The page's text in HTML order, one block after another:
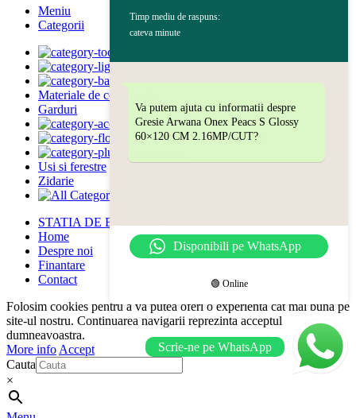
Meniu
Categorii
Electrice
Materiale de constructii
Garduri
Gradina
Gresie | Faianta | Sanitare
Usi si ferestre
Zidarie
STATIA DE BETOANE
Home
Despre noi
Finantare
Contact
Folosim cookies pentru a va putea oferi o experienta cat mai buna pe
site-ul nostru. Continuarea navigarii reprezinta acceptul
dumneavoastra.
More info Accept
Cauta
×
Timp mediu de raspuns:
cateva minute
Va putem ajuta cu informatii despre
Gresie Arwana Onex Peacs S Glossy
60×120 CM 2.16MP/CUT?
Disponibili pe WhatsApp
🟢 Online
Scrie-ne pe WhatsApp